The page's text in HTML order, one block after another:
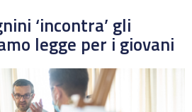
‘incontra’ gli
legge per i giovani